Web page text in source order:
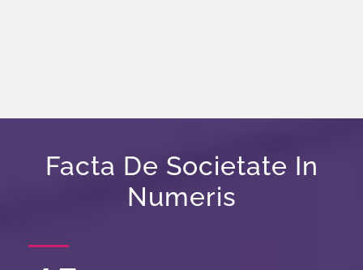
Facta De Societate In
Numeris